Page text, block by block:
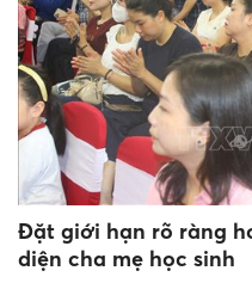
Đặt giới hạn rõ ràng
diện cha mẹ học sinh